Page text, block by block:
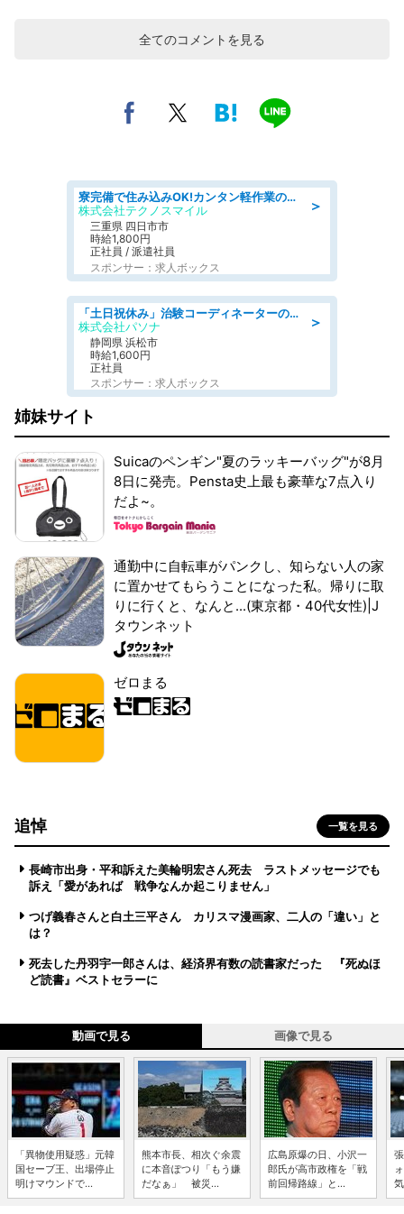
全てのコメントを見る
＞
寮完備で住み込みOK!カンタン軽作業のお仕事 denso aichi
株式会社テクノスマイル
三重県 四日市市
時給1,800円
正社員 / 派遣社員
スポンサー：求人ボックス
＞
「土日祝休み」治験コーディネーターのお仕事/未経験OK
株式会社パソナ
静岡県 浜松市
時給1,600円
正社員
スポンサー：求人ボックス
姉妹サイト
Suicaのペンギン"夏のラッキーバッグ"が8月
8日に発売。Pensta史上最も豪華な7点入り
だよ~。
通勤中に自転車がパンクし、知らない人の家
に置かせてもらうことになった私。帰りに取
りに行くと、なんと...(東京都・40代女性)|J
タウンネット
ゼロまる
追悼 一覧を見る
長崎市出身・平和訴えた美輪明宏さん死去 ラストメッセージでも
訴え「愛があれば 戦争なんか起こりません」
つげ義春さんと白土三平さん カリスマ漫画家、二人の「違い」と
は？
死去した丹羽宇一郎さんは、経済界有数の読書家だった 『死ぬほ
ど読書』ベストセラーに
動画で見る 画像で見る
「異物使用疑惑」元韓
国セーブ王、出場停止
明けマウンドで...
熊本市長、相次ぐ余震
に本音ぽつり「もう嫌
だなぁ」 被災...
広島原爆の日、小沢一
郎氏が高市政権を「戦
前回帰路線」と...